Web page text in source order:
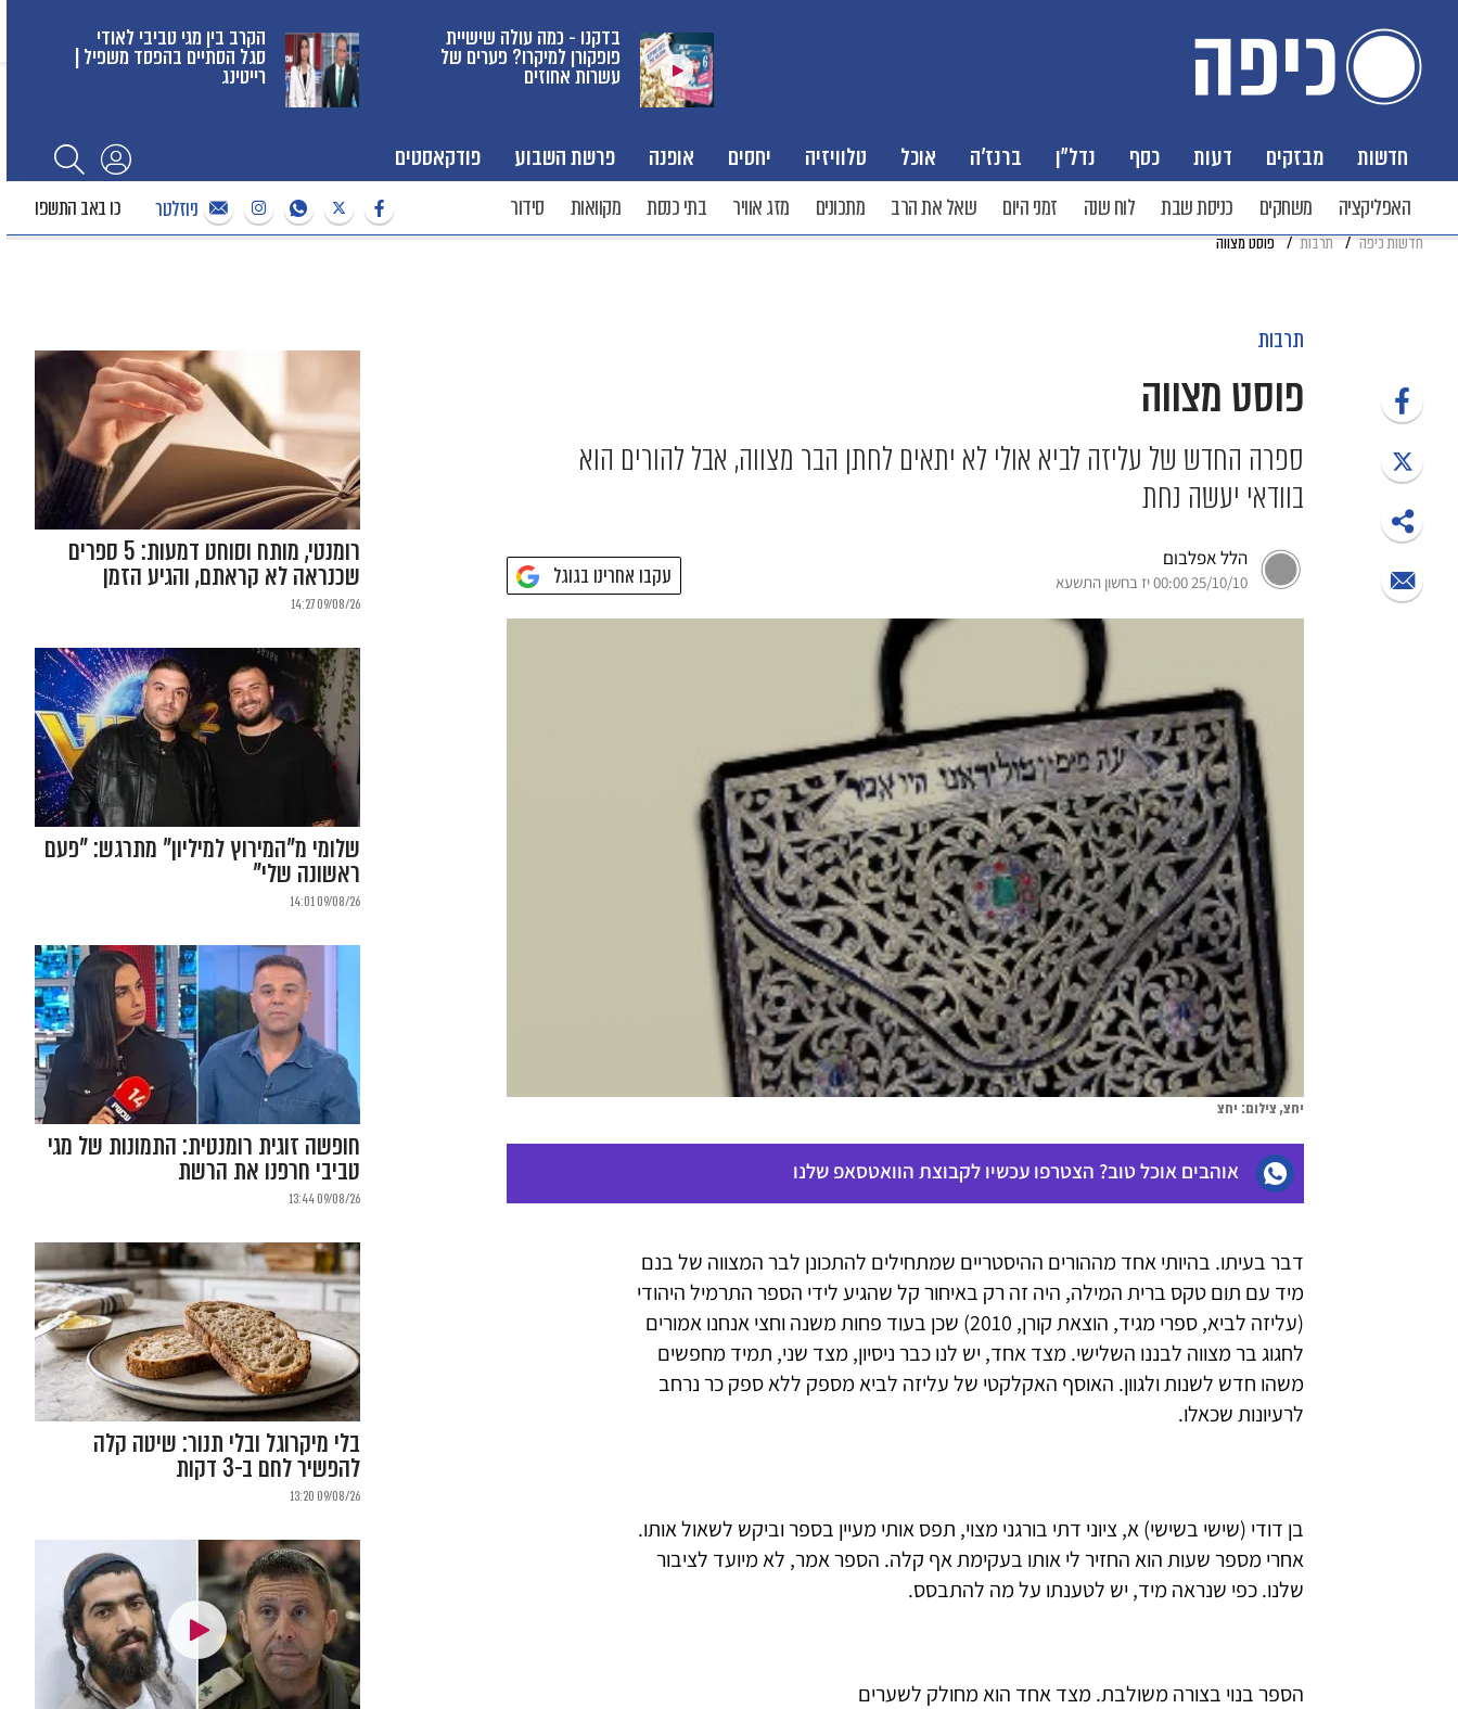
חדשות מבזקים דעות כסף נדל"ן ברנז'ה אוכל טלוויזיה יחסים אופנה פרשת השבוע פודקאסטים
האפליקציה משחקים כניסת שבת לוח שנה זמני היום שאל את הרב מתכונים מזג אוויר בתי כנסת מקוואות סידור ניוזלטר כו באב התשפו
בדקנו - כמה עולה שישיית
פופקורן למיקרו? פערים של
עשרות אחוזים
הקרב בין מגי טביבי לאודי
סגל הסתיים בהפסד משפיל |
רייטינג
חדשות כיפה תרבות פוסט מצווה
תרבות
פוסט מצווה
ספרה החדש של עליזה לביא אולי לא יתאים לחתן הבר מצווה, אבל להורים הוא
בוודאי יעשה נחת
הלל אפלבום
25/10/10 00:00 יז בחשון התשעא עקבו אחרינו בגוגל
יחצ, צילום: יחצ
אוהבים אוכל טוב? הצטרפו עכשיו לקבוצת הוואטסאפ שלנו
דבר בעיתו. בהיותי אחד מההורים ההיסטריים שמתחילים להתכונן לבר המצווה של בנם
מיד עם תום טקס ברית המילה, היה זה רק באיחור קל שהגיע לידי הספר התרמיל היהודי
(עליזה לביא, ספרי מגיד, הוצאת קורן, 2010) שכן בעוד פחות משנה וחצי אנחנו אמורים
לחגוג בר מצווה לבננו השלישי. מצד אחד, יש לנו כבר ניסיון, מצד שני, תמיד מחפשים
משהו חדש לשנות ולגוון. האוסף האקלקטי של עליזה לביא מספק ללא ספק כר נרחב
לרעיונות שכאלו.
בן דודי (שישי בשישי) א, ציוני דתי בורגני מצוי, תפס אותי מעיין בספר וביקש לשאול אותו.
אחרי מספר שעות הוא החזיר לי אותו בעקימת אף קלה. הספר אמר, לא מיועד לציבור
שלנו. כפי שנראה מיד, יש לטענתו על מה להתבסס.
הספר בנוי בצורה משולבת. מצד אחד הוא מחולק לשערים לפי נושאים: על
רומנטי, מותח וסוחט דמעות: 5 ספרים
שכנראה לא קראתם, והגיע הזמן
09/08/26 14:27
שלומי מ"המירוץ למיליון" מתרגש: "פעם
ראשונה שלי"
09/08/26 14:01
חופשה זוגית רומנטית: התמונות של מגי
טביבי חרפנו את הרשת
09/08/26 13:44
בלי מיקרוגל ובלי תנור: שיטה קלה
להפשיר לחם ב-3 דקות
09/08/26 13:20